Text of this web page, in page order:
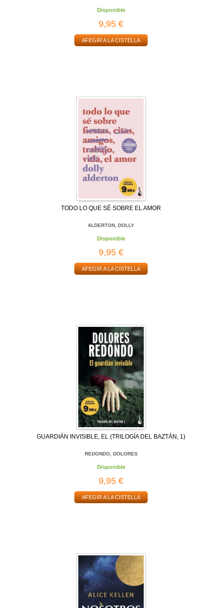
Disponible
9,95 €
AFEGIR A LA CISTELLA
TODO LO QUE SÉ SOBRE EL AMOR
ALDERTON, DOLLY
Disponible
9,95 €
AFEGIR A LA CISTELLA
GUARDIÁN INVISIBLE, EL (TRILOGÍA DEL BAZTÁN, 1)
REDONDO, DOLORES
Disponible
9,95 €
AFEGIR A LA CISTELLA